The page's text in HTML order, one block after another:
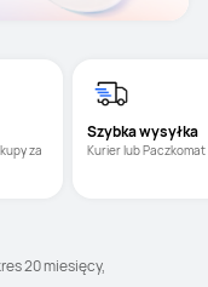
za
Szybka wysyłka
Kurier lub Paczkomat
20 miesięcy,